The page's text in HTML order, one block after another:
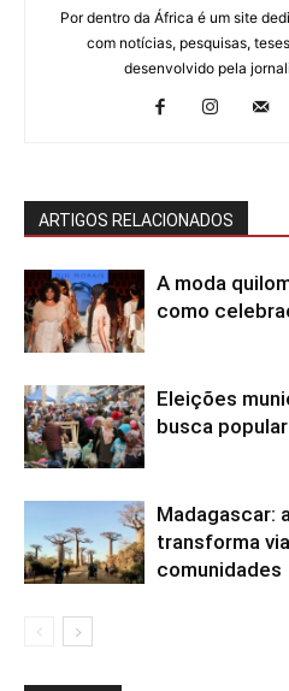
Por dentro da África é um site
com notícias, pesquisas,
desenvolvido pela
ARTIGOS RELACIONADOS
A moda
como
Eleições
busca
Madagascar:
transforma
comunidades